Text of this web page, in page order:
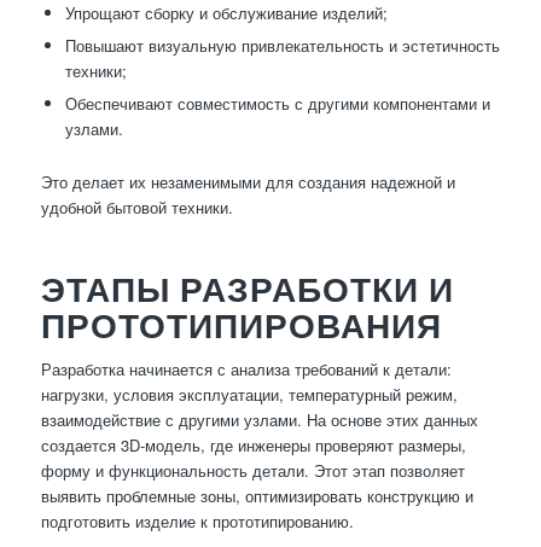
Упрощают сборку и обслуживание изделий;
Повышают визуальную привлекательность и эстетичность
техники;
Обеспечивают совместимость с другими компонентами и
узлами.
Это делает их незаменимыми для создания надежной и
удобной бытовой техники.
ЭТАПЫ РАЗРАБОТКИ И
ПРОТОТИПИРОВАНИЯ
Разработка начинается с анализа требований к детали:
нагрузки, условия эксплуатации, температурный режим,
взаимодействие с другими узлами. На основе этих данных
создается 3D-модель, где инженеры проверяют размеры,
форму и функциональность детали. Этот этап позволяет
выявить проблемные зоны, оптимизировать конструкцию и
подготовить изделие к прототипированию.